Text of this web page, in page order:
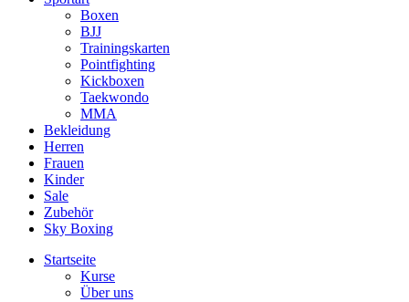
Boxen
BJJ
Trainingskarten
Pointfighting
Kickboxen
Taekwondo
MMA
Bekleidung
Herren
Frauen
Kinder
Sale
Zubehör
Sky Boxing
Startseite
Kurse
Über uns